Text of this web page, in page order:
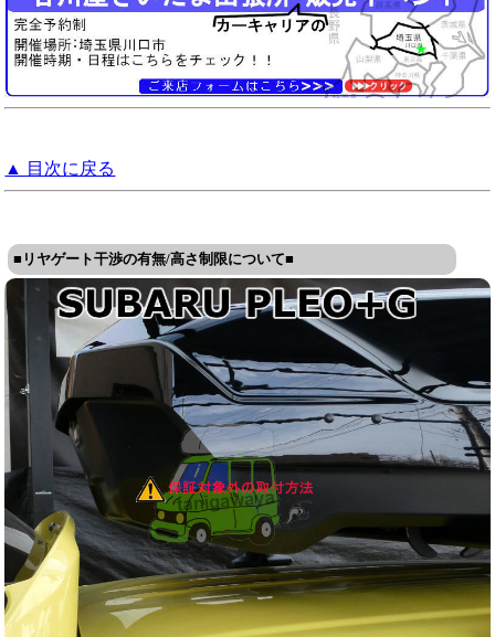
▲ 目次に戻る
■リヤゲート干渉の有無/高さ制限について■